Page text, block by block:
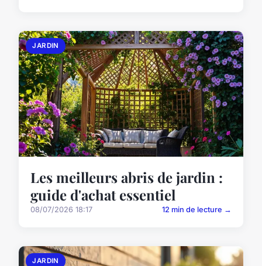
JARDIN
Les meilleurs abris de jardin :
guide d'achat essentiel
08/07/2026 18:17 12 min de lecture →
JARDIN